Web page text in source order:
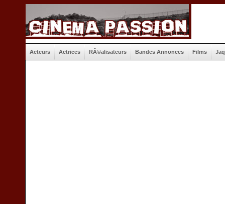
Acteurs Actrices RÃ©alisateurs Bandes Annonces Films